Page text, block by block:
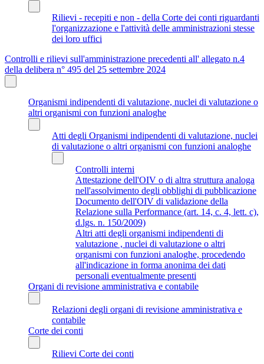
Rilievi - recepiti e non - della Corte dei conti riguardanti
l'organizzazione e l'attività delle amministrazioni stesse
dei loro uffici
Controlli e rilievi sull'amministrazione precedenti all' allegato n.4
della delibera n° 495 del 25 settembre 2024
Organismi indipendenti di valutazione, nuclei di valutazione o
altri organismi con funzioni analoghe
Atti degli Organismi indipendenti di valutazione, nuclei
di valutazione o altri organismi con funzioni analoghe
Controlli interni
Attestazione dell'OIV o di altra struttura analoga
nell'assolvimento degli obblighi di pubblicazione
Documento dell'OIV di validazione della
Relazione sulla Performance (art. 14, c. 4, lett. c),
d.lgs. n. 150/2009)
Altri atti degli organismi indipendenti di
valutazione , nuclei di valutazione o altri
organismi con funzioni analoghe, procedendo
all'indicazione in forma anonima dei dati
personali eventualmente presenti
Organi di revisione amministrativa e contabile
Relazioni degli organi di revisione amministrativa e
contabile
Corte dei conti
Rilievi Corte dei conti